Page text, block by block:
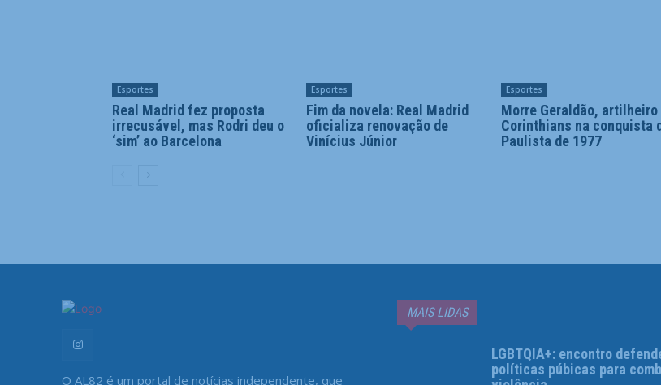
Esportes
Real Madrid fez proposta
irrecusável, mas Rodri deu o
‘sim’ ao Barcelona
Esportes
Fim da novela: Real Madrid
oficializa renovação de
Vinícius Júnior
Esportes
Morre Geraldão, artilheiro
Corinthians na conquista
Paulista de 1977
O AL82 é um portal de notícias independente, que
MAIS LIDAS
LGBTQIA+: encontro
políticas púbicas para